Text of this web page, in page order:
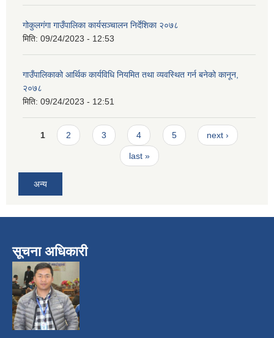
गोकुलगंगा गाउँपालिका कार्यसञ्चालन निर्देशिका २०७८
मिति: 09/24/2023 - 12:53
गाउँपालिकाको आर्थिक कार्यविधि नियमित तथा व्यवस्थित गर्न बनेको कानून,
२०७८
मिति: 09/24/2023 - 12:51
Pages
1 2 3 4 5 next ›
last »
अन्य
सूचना अधिकारी